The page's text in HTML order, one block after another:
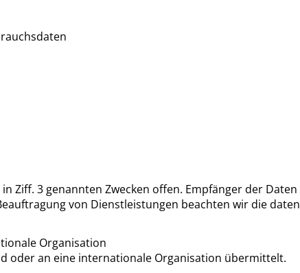
Ziff. 3 genannten Zwecken offen. Empfänger der
von Dienstleistungen beachten wir die
Organisation
oder an eine internationale Organisation übermittelt.